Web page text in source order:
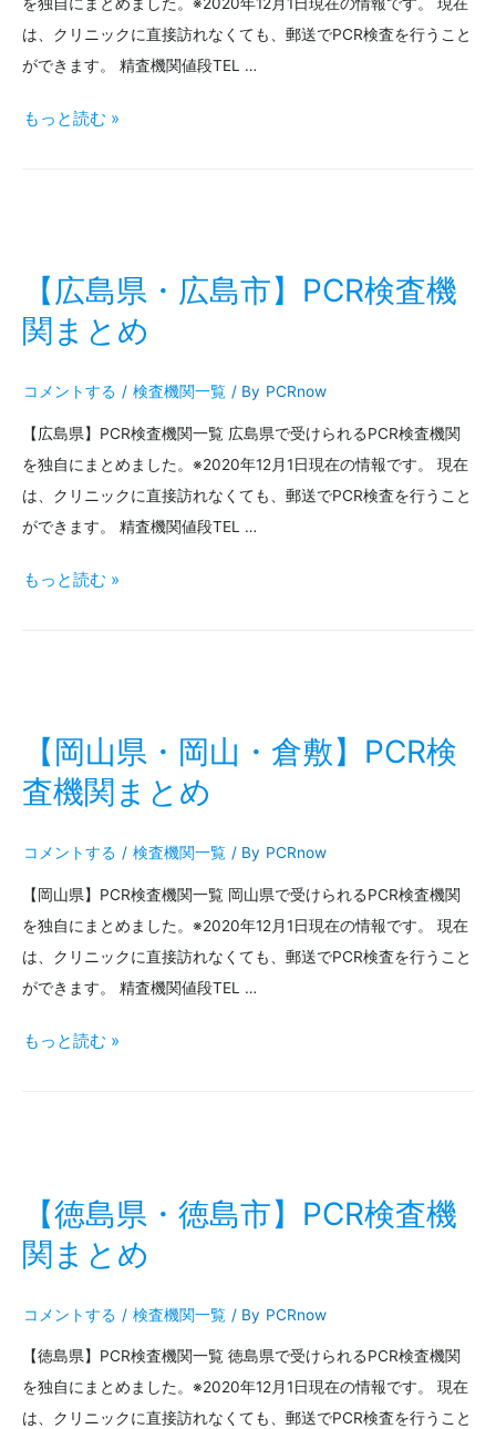
関
ま
は、クリニックに直接訪れなくても、郵送でPCR検査を行うこと
ができます。 精査機関値段TEL …
【香
松】
PCR
査
機
関
ま
もっと読む »
【広島県・広島市】PCR検査機
関まとめ
コメントする / 検査機関一覧 / By PCRnow
【広島県】PCR検査機関一覧 広島県で受けられるPCR検査機関
を独自にまとめました。※2020年12月1日現在の情報です。 現在
は、クリニックに直接訪れなくても、郵送でPCR検査を行うこと
ができます。 精査機関値段TEL …
【広
市】
検
査
機
関
もっと読む »
【岡山県・岡山・倉敷】PCR検
査機関まとめ
コメントする / 検査機関一覧 / By PCRnow
【岡山県】PCR検査機関一覧 岡山県で受けられるPCR検査機関
を独自にまとめました。※2020年12月1日現在の情報です。 現在
は、クリニックに直接訪れなくても、郵送でPCR検査を行うこと
ができます。 精査機関値段TEL …
【岡
山・
倉
PCR
検
査
もっと読む »
【徳島県・徳島市】PCR検査機
関まとめ
コメントする / 検査機関一覧 / By PCRnow
【徳島県】PCR検査機関一覧 徳島県で受けられるPCR検査機関
を独自にまとめました。※2020年12月1日現在の情報です。 現在
は、クリニックに直接訪れなくても、郵送でPCR検査を行うこと